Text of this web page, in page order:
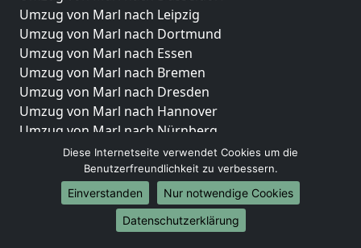
Umzug von Marl nach Leipzig
Umzug von Marl nach Dortmund
Umzug von Marl nach Essen
Umzug von Marl nach Bremen
Umzug von Marl nach Dresden
Umzug von Marl nach Hannover
Umzug von Marl nach Nürnberg
Umzug von Marl nach Duisburg
Umzug von Marl nach Bochum
Umzug von Marl nach Wuppertal
Umzug von Marl nach Bielefeld
Umzug von Marl nach Bonn
Diese Internetseite verwendet Cookies um die
Benutzerfreundlichkeit zu verbessern.
Einverstanden
Nur notwendige Cookies
Datenschutzerklärung